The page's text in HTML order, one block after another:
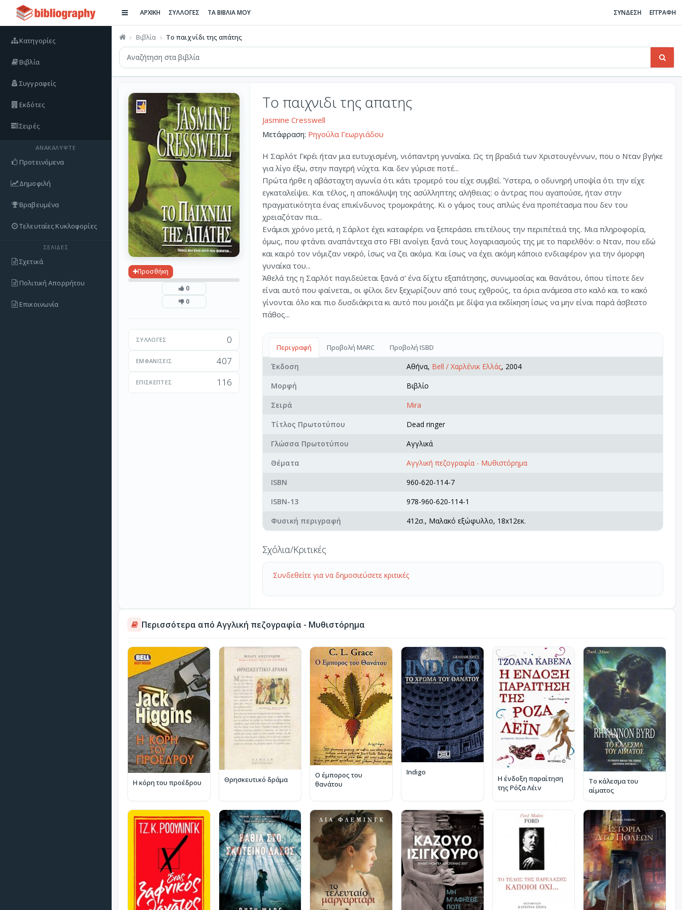
Κατηγορίες
Βιβλία
Συγγραφείς
Εκδότες
Σειρές
ΑΝΑΚΑΛΎΨΤΕ
Προτεινόμενα
Δημοφιλή
Βραβευμένα
Τελευταίες Κυκλοφορίες
ΣΕΛΊΔΕΣ
Σχετικά
Πολιτική Απορρήτου
Επικοινωνία
ΑΡΧΙΚΗ ΣΥΛΛΟΓΕΣ ΤΑ ΒΙΒΛΙΑ ΜΟΥ ΣΥΝΔΕΣΗ ΕΓΓΡΑΦΗ
Βιβλία Το παιχνίδι της απάτης
Προσθήκη
0
0
ΣΥΛΛΟΓΈΣ 0
ΕΜΦΑΝΊΣΕΙΣ 407
ΕΠΙΣΚΈΠΤΕΣ 116
Το παιχνιδι της απατης
Jasmine Cresswell
Μετάφραση: Ρηγούλα Γεωργιάδου
Η Σαρλότ Γκρέι ήταν μια ευτυχισμένη, νιόπαντρη γυναίκα. Ως τη βραδιά των Χριστουγέννων, που ο Νταν βγήκε
για λίγο έξω, στην παγερή νύχτα. Και δεν γύρισε ποτέ...
Πρώτα ήρθε η αβάσταχτη αγωνία ότι κάτι τρομερό του είχε συμβεί. Ύστερα, ο οδυνηρή υποψία ότι την είχε
εγκαταλείψει. Και τέλος, η αποκάλυψη της ασύλληπτης αλήθειας: ο άντρας που αγαπούσε, ήταν στην
πραγματικότητα ένας επικίνδυνος τρομοκράτης. Κι ο γάμος τους απλώς ένα προπέτασμα που δεν του
χρειαζόταν πια...
Ενάμισι χρόνο μετά, η Σάρλοτ έχει καταφέρει να ξεπεράσει επιτέλους την περιπέτειά της. Μια πληροφορία,
όμως, που φτάνει αναπάντεχα στο FBI ανοίγει ξανά τους λογαριασμούς της με το παρελθόν: ο Νταν, που εδώ
και καιρό τον νόμιζαν νεκρό, ίσως να ζει ακόμα. Και ίσως να έχει ακόμη κάποιο ενδιαφέρον για την όμορφη
γυναίκα του...
Άθελά της η Σαρλότ παγιδεύεται ξανά σ' ένα δίχτυ εξαπάτησης, συνωμοσίας και θανάτου, όπου τίποτε δεν
είναι αυτό που φαίνεται, οι φίλοι δεν ξεχωρίζουν από τους εχθρούς, τα όρια ανάμεσα στο καλό και το κακό
γίνονται όλο και πιο δυσδιάκριτα κι αυτό που μοιάζει με δίψα για εκδίκηση ίσως να μην είναι παρά άσβεστο
πάθος...
Περιγραφή Προβολή MARC Προβολή ISBD
Έκδοση Αθήνα, Bell / Χαρλένικ Ελλάς, 2004
Μορφή
Βιβλίο
Σειρά
Mira
Τίτλος Πρωτοτύπου
Dead ringer
Γλώσσα Πρωτοτύπου
Αγγλικά
Θέματα
Αγγλική πεζογραφία - Μυθιστόρημα
ISBN
960-620-114-7
ISBN-13
978-960-620-114-1
Φυσική περιγραφή
412σ., Μαλακό εξώφυλλο, 18x12εκ.
Σχόλια/Κριτικές
Συνδεθείτε για να δημοσιεύσετε κριτικές
Περισσότερα από Αγγλική πεζογραφία - Μυθιστόρημα
Η κόρη του προέδρου Θρησκευτικό δράμα
Ο έμπορος του
θανάτου
Indigo
Η ένδοξη παραίτηση
της Ρόζα Λέιν
Το κάλεσμα του
αίματος